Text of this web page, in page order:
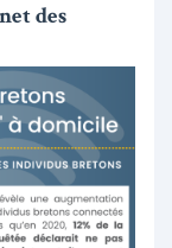
des